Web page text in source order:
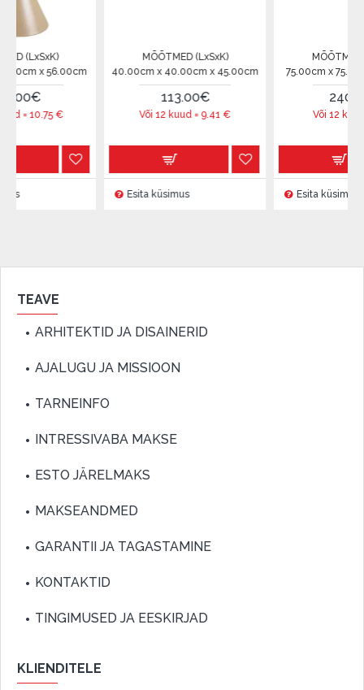
56.00cm
€
MÕÕTMED (LxSxK)
40.00cm x 40.00cm x 45.00cm
113.00€
Või 12 kuud =9.41€
Esita küsimus
MÕÕTMED (LxSxK)
75.00cm x 75.00cm x
240.00€
Või 12 kuud =20
Esita küsimus
TEAVE
ARHITEKTID JA DISAINERID
AJALUGU JA MISSIOON
TARNEINFO
INTRESSIVABA MAKSE
ESTO JÄRELMAKS
MAKSEANDMED
GARANTII JA TAGASTAMINE
KONTAKTID
TINGIMUSED JA EESKIRJAD
KLIENDITELE